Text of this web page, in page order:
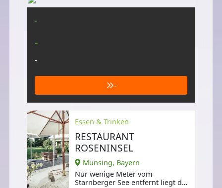
-
-
-
-
Essen & Trinken
RESTAURANT
ROSENINSEL
Münsing, Bayern
Nur wenige Meter vom
Starnberger See entfernt liegt das